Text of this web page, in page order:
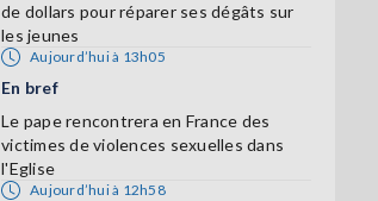
de dollars pour réparer ses dégâts sur
les jeunes
Aujourd’hui à 13h05
En bref
Le pape rencontrera en France des
victimes de violences sexuelles dans
l'Eglise
Aujourd’hui à 12h58